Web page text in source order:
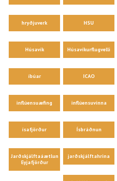
hryðjuverk HSU
Húsavík Húsavíkurflugvelli
íbúar ICAO
inflúensuæfing inflúensuvinna
ísafjörður Ísbráðnun
Jarðskjálftaáætlun
Eyjafjörður
jarðskjálftahrina